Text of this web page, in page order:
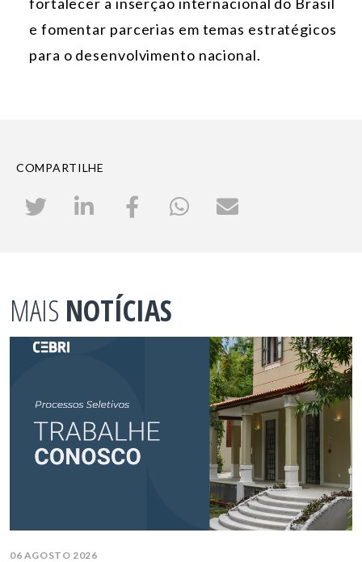
e fomentar parcerias em temas estratégicos
para o desenvolvimento nacional.
COMPARTILHE
MAIS NOTÍCIAS
06 AGOSTO 2026